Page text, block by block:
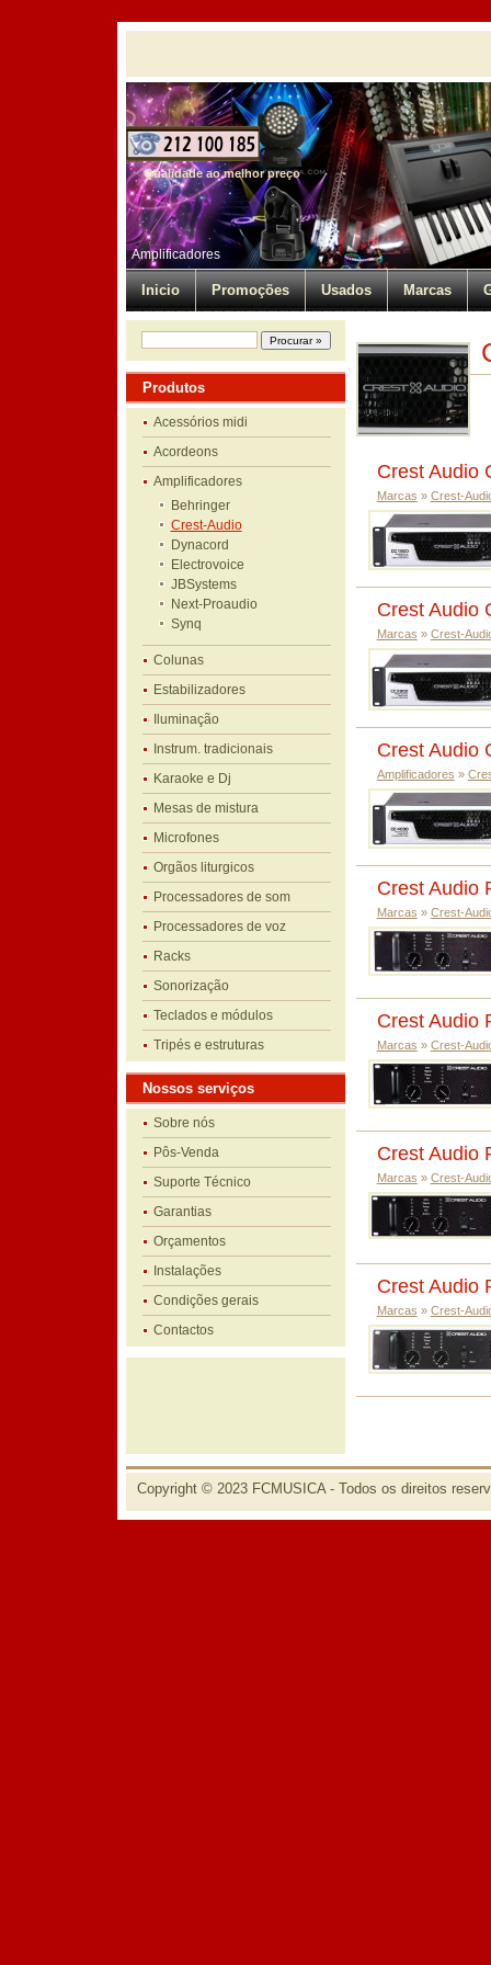
Qualidade ao melhor preço
Amplificadores
Inicio Promoções Usados Marcas
Produtos
Acessórios midi
Acordeons
Amplificadores
Behringer
Crest-Audio
Dynacord
Electrovoice
JBSystems
Next-Proaudio
Synq
Colunas
Estabilizadores
Iluminação
Instrum. tradicionais
Karaoke e Dj
Mesas de mistura
Microfones
Orgãos liturgicos
Processadores de som
Processadores de voz
Racks
Sonorização
Teclados e módulos
Tripés e estruturas
Nossos serviços
Sobre nós
Pôs-Venda
Suporte Técnico
Garantias
Orçamentos
Instalações
Condições gerais
Contactos
Crest Audio
Marcas » Crest-
Crest Audio
Marcas » Crest-
Crest Audio
Amplificadores »
Crest Audio
Marcas » Crest-
Crest Audio
Marcas » Crest-
Crest Audio
Marcas » Crest-
Crest Audio
Marcas » Crest-
Copyright © 2023 FCMUSICA - Todos os direitos